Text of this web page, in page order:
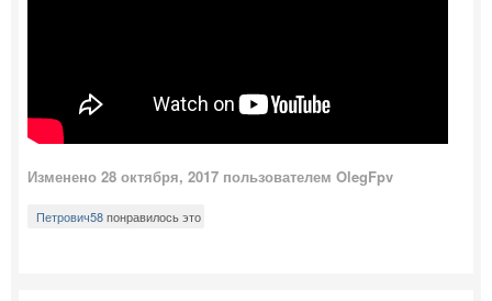
Изменено 28 октября, 2017 пользователем OlegFpv
Петрович58понравилось это